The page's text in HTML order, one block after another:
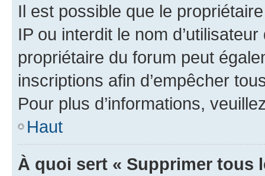
Il est possible que le
IP ou interdit le nom
propriétaire du forum peut
inscriptions afin d’empêcher
Pour plus d’informations,
Haut
À quoi sert « Supprimer tous